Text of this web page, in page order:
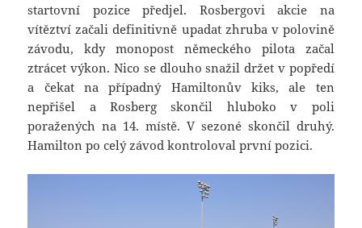
startovní pozice předjel. Rosbergovi akcie na
vítěztví začali definitivně upadat zhruba v polovině
závodu, kdy monopost německého pilota začal
ztrácet výkon. Nico se dlouho snažil držet v popředí
a čekat na případný Hamiltonův kiks, ale ten
nepřišel a Rosberg skončil hluboko v poli
poražených na 14. místě. V sezoné skončil druhý.
Hamilton po celý závod kontroloval první pozici.